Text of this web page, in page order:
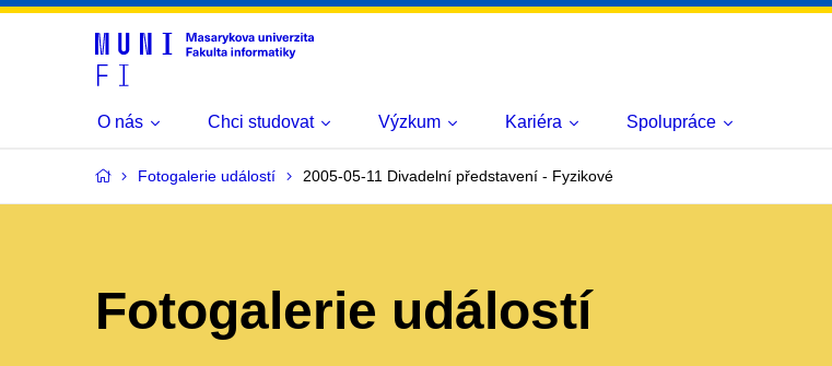
O nás Chci studovat Výzkum Kariéra Spolupráce
Fotogalerie událostí 2005-05-11 Divadelní představení - Fyzikové
Fotogalerie událostí